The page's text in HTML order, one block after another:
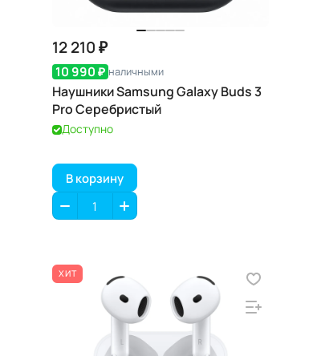
12 210 ₽
10 990 ₽ наличными
Наушники Samsung Galaxy Buds 3
Pro Серебристый
Доступно
В корзину
ХИТ